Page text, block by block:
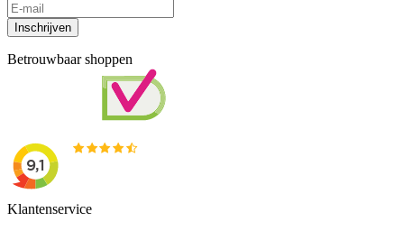
Inschrijven
Betrouwbaar shoppen
Klantenservice